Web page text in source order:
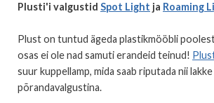
Plusti'i valgustid Spot Light ja Roaming
Plust on tuntud ägeda plastikmööbli
osas ei ole nad samuti erandeid teinud!
suur kuppellamp, mida saab riputada nii
põrandavalgustina.